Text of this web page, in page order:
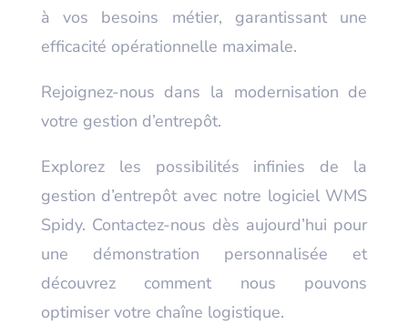
à vos besoins métier, garantissant une
efficacité opérationnelle maximale.
Rejoignez-nous dans la modernisation de
votre gestion d’entrepôt.
Explorez les possibilités infinies de la
gestion d’entrepôt avec notre logiciel WMS
Spidy. Contactez-nous dès aujourd’hui pour
une démonstration personnalisée et
découvrez comment nous pouvons
optimiser votre chaîne logistique.